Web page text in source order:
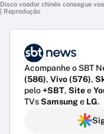
Disco voador chinês consegue
| Reprodução
Acompanhe o SBT
(586), Vivo (576),
pelo+SBT, Sitee
TVsSamsunge LG.